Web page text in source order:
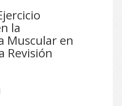
la
Muscular en
Revisión